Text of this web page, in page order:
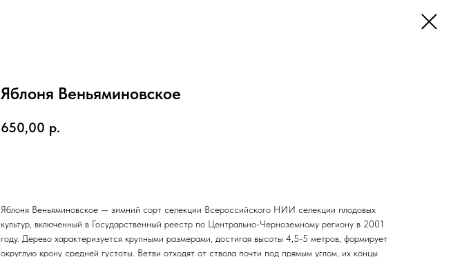
Яблоня Веньяминовское
650,00 р.
Яблоня Веньяминовское — зимний сорт селекции Всероссийского НИИ селекции плодовых
культур, включенный в Государственный реестр по Центрально-Черноземному региону в 2001
году. Дерево характеризуется крупными размерами, достигая высоты 4,5-5 метров, формирует
округлую крону средней густоты. Ветви отходят от ствола почти под прямым углом, их концы